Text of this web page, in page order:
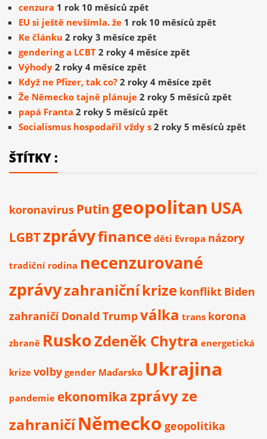
cenzura 1 rok 10 měsíců zpět
EU si ještě nevšímla. že 1 rok 10 měsíců zpět
Ke článku 2 roky 3 měsíce zpět
gendering a LCBT 2 roky 4 měsíce zpět
Výhody 2 roky 4 měsíce zpět
Když ne Pfizer, tak co? 2 roky 4 měsíce zpět
Že Německo tajně plánuje 2 roky 5 měsíců zpět
papá Franta 2 roky 5 měsíců zpět
Socialismus hospodařil vždy s 2 roky 5 měsíců zpět
ŠTÍTKY :
koronavirus Putin geopolitan USA
LGBTzprávyfinance děti Evropa názory
tradiční rodina necenzurované
zprávyzahraničníkrize konflikt Biden
zahraničí Donald Trumpválka trans korona
zbraně RuskoZdeněk Chytra energetická
krize volby gender Maďarsko Ukrajina
pandemie ekonomikazprávy ze
zahraničíNěmecko geopolitika